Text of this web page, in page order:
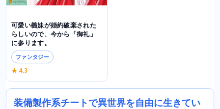
可愛い義妹が婚約破棄された
らしいので、今から「御礼」
に参ります。
ファンタジー
★ 4.3
装備製作系チートで異世界を自由に生きてい